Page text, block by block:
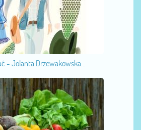
- Jolanta Drzewakowska...